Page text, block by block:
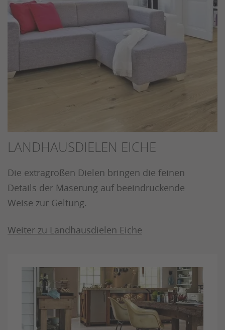
LANDHAUSDIELEN EICHE
Die extragroßen Dielen bringen die feinen
Details der Maserung auf beeindruckende
Weise zur Geltung.
Weiter zu Landhausdielen Eiche